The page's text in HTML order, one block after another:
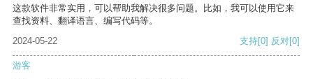
这款软件非常实用，可以帮助我解决很多问题。比如，我可以使用它来
查找资料、翻译语言、编写代码等。
2024-05-22
支持[0] 反对[0]
游客